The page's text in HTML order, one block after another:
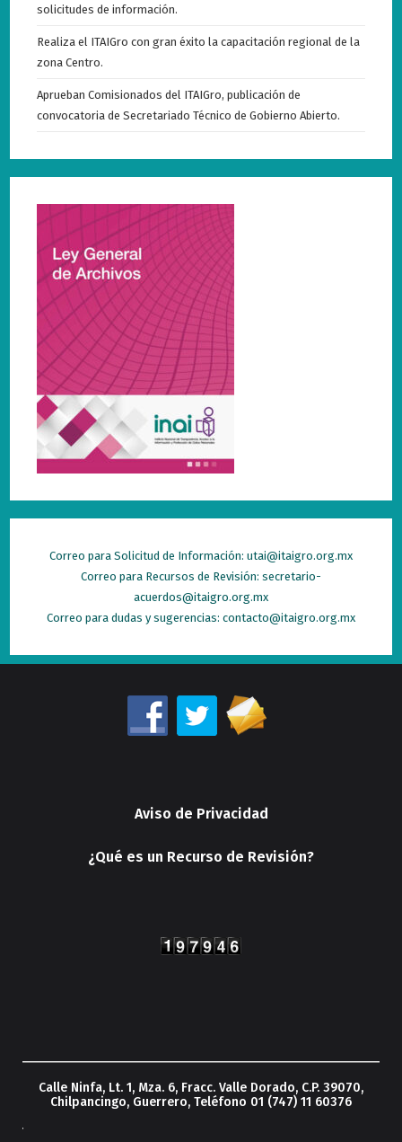
solicitudes de información.
Realiza el ITAIGro con gran éxito la capacitación regional de la
zona Centro.
Aprueban Comisionados del ITAIGro, publicación de
convocatoria de Secretariado Técnico de Gobierno Abierto.
Correo para Solicitud de Información: utai@itaigro.org.mx
Correo para Recursos de Revisión: secretario-
acuerdos@itaigro.org.mx
Correo para dudas y sugerencias: contacto@itaigro.org.mx
Aviso de Privacidad
¿Qué es un Recurso de Revisión?
Calle Ninfa, Lt. 1, Mza. 6, Fracc. Valle Dorado, C.P. 39070,
Chilpancingo, Guerrero, Teléfono 01 (747) 11 60376